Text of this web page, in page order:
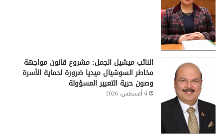
النائب ميشيل الجمل: مشروع قانون مواجهة
مخاطر السوشيال ميديا ضرورة لحماية الأسرة
وصون حرية التعبير المسؤولة
6 أغسطس، 2026